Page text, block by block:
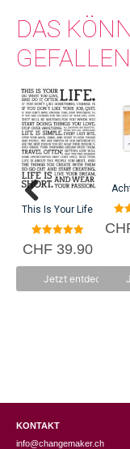
DAS
GEFALLEN
This Is Your Life
5.00
von 5
CHF39.90
Jetzt entdecken
KONTAKT
info@changemaker.ch